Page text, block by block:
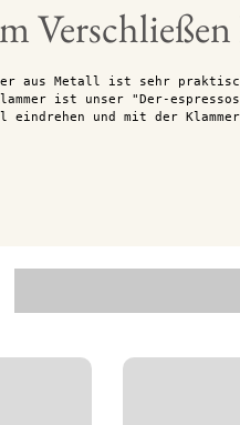
aus Metall ist sehr
ist unser "Der-
eindrehen und mit der